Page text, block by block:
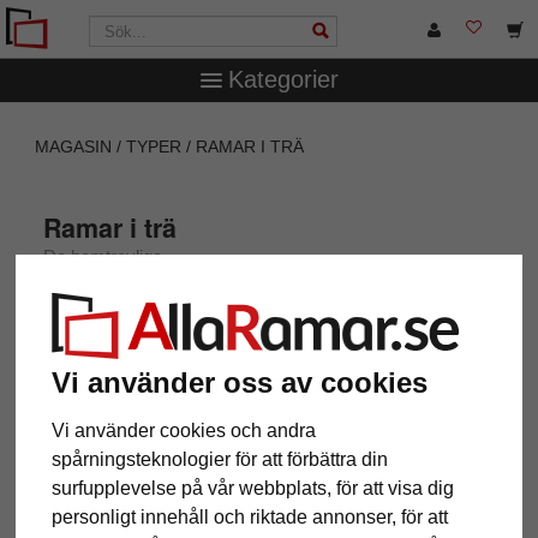
Vi använder oss av cookies
Vi använder cookies och andra
spårningsteknologier för att förbättra din
surfupplevelse på vår webbplats, för att visa dig
personligt innehåll och riktade annonser, för att
Kategorier
MAGASIN TYPER RAMAR I TRÄ
Ramar i trä
De hemtrevliga
Träramar: hemtrevliga, massiva och
mycket omtyckta
Ramarnas klassiker, allas favorit och ramen med